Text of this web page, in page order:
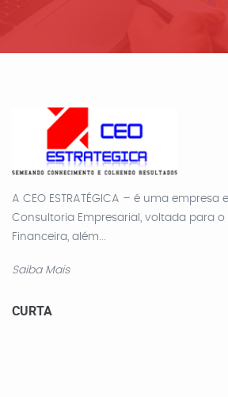
A CEO ESTRATÉGICA – é uma empresa
Consultoria Empresarial, voltada para
Financeira, além...
Saiba Mais
CURTA